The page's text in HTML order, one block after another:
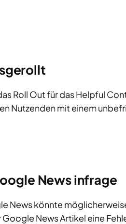
Roll Out für das Helpful
Nutzenden mit einem
News infrage
News könnte
News Artikel eine